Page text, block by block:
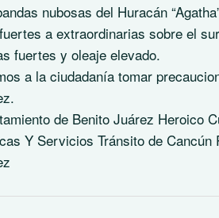
nubosas del Huracán
a extraordinarias sobre el
fuertes y oleaje elevado.
a la ciudadanía tomar
de Benito Juárez Heroico
Y Servicios Tránsito de